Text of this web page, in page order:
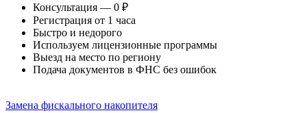
Консультация — 0 ₽
Регистрация от 1 часа
Быстро и недорого
Используем лицензионные программы
Выезд на место по региону
Подача документов в ФНС без ошибок
Замена фискального накопителя